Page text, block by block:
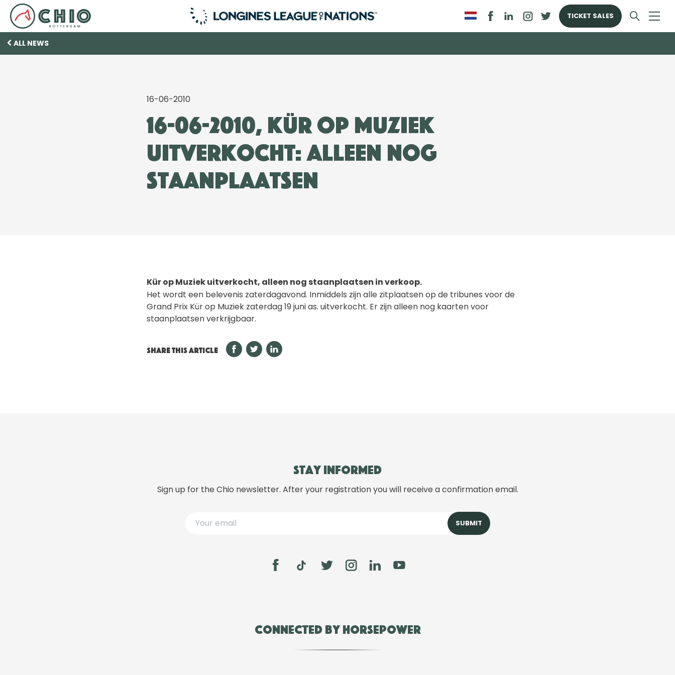
TICKET SALES
ALL NEWS
16-06-2010
16-06-2010, Kür op Muziek
uitverkocht: alleen nog
staanplaatsen
Kür op Muziek uitverkocht, alleen nog staanplaatsen in verkoop.
Het wordt een belevenis zaterdagavond. Inmiddels zijn alle zitplaatsen op de tribunes voor de
Grand Prix Kür op Muziek zaterdag 19 juni as. uitverkocht. Er zijn alleen nog kaarten voor
staanplaatsen verkrijgbaar.
SHARE THIS ARTICLE
Stay informed
Sign up for the Chio newsletter. After your registration you will receive a confirmation email.
Connected by Horsepower